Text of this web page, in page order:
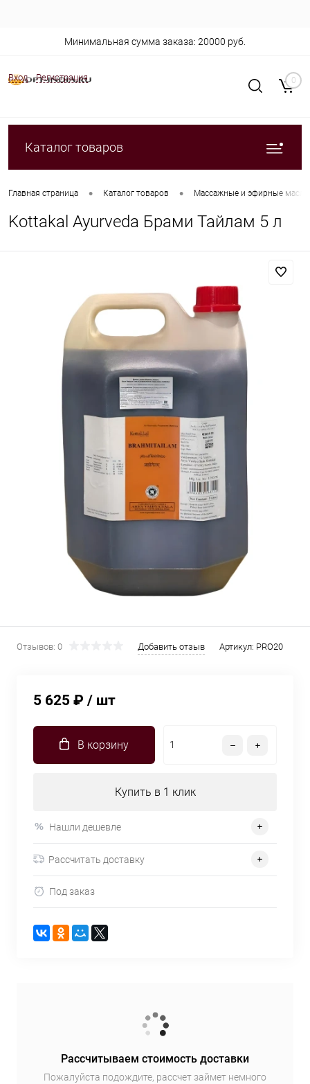
Вход Регистрация
Минимальная сумма заказа: 20000 руб.
0
Каталог товаров
Главная страница • Каталог товаров • Массажные и эфирные масла
Kottakal Ayurveda Брами Тайлам 5 л
Отзывов: 0 Добавить отзыв Артикул: PRO20
5 625 ₽ / шт
В корзину
Купить в 1 клик
Нашли дешевле
Рассчитать доставку
Под заказ
Рассчитываем стоимость доставки
Пожалуйста подождите, рассчет займет немного